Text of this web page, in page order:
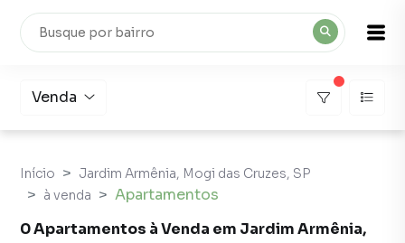
Venda
Início
Jardim Armênia, Mogi das Cruzes, SP
à venda
Apartamentos
0 Apartamentos à Venda em Jardim Armênia,